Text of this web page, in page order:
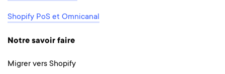
Shopify PoS et Omnicanal
Notre savoir faire
Migrer vers Shopify